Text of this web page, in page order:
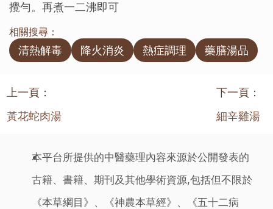
攪勻。再煮一二沸即可
相關搜尋：
清熱解毒 降火消炎 熱症調理 藥膳湯品
上一頁：
黃花蛇肉湯
下一頁：
細辛雞湯
本平台所提供的中醫藥理內容來源於公開發表的
古籍、書籍、期刊及其他學術資源,包括但不限於
《本草綱目》、《神農本草經》、《五十二病